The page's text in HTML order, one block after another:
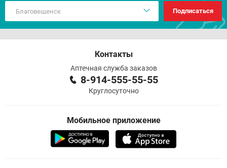
Подписаться
Контакты
Аптечная служба заказов
8-914-555-55-55
Круглосуточно
Мобильное приложение